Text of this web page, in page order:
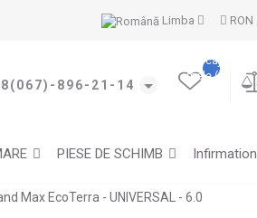
RON
Limba
896-21-14
Marcajele
mele (0)
PIESE DE SCHIMB Infirmation
Max EcoTerra - UNIVERSAL - 6.0